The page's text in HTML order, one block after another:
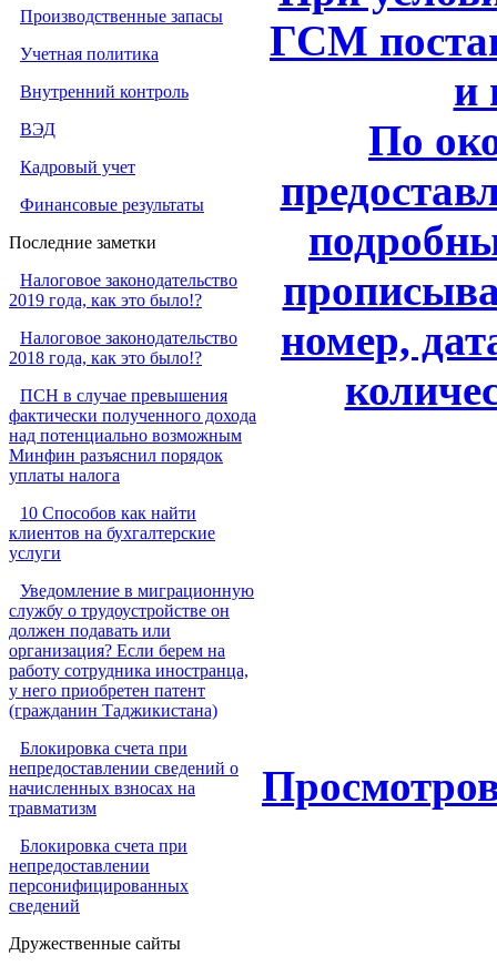
Производственные запасы
Учетная политика
Внутренний контроль
ВЭД
Кадровый учет
Финансовые результаты
Последние заметки
Налоговое законодательство
2019 года, как это было!?
Налоговое законодательство
2018 года, как это было!?
ПСН в случае превышения
фактически полученного дохода
над потенциально возможным
Минфин разъяснил порядок
уплаты налога
10 Способов как найти
клиентов на бухгалтерские
услуги
Уведомление в миграционную
службу о трудоустройстве он
должен подавать или
организация? Если берем на
работу сотрудника иностранца,
у него приобретен патент
(гражданин Таджикистана)
Блокировка счета при
непредоставлении сведений о
начисленных взносах на
травматизм
Блокировка счета при
непредоставлении
персонифицированных
сведений
Дружественные сайты
ГСМ
и
По
номер,